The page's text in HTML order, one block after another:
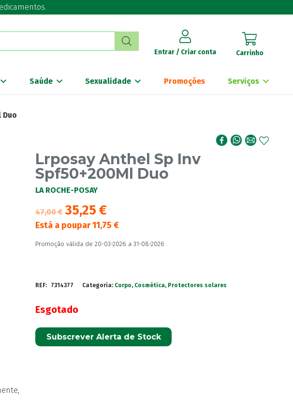
Entrar / Criar conta Carrinho
Saúde Sexualidade Promoções Serviços
Duo
Lrposay Anthel Sp Inv
Spf50+200Ml Duo
LA ROCHE-POSAY
47,00€ 35,25€
Está a poupar11,75€
Promoção válida de 20-03-2026 a 31-08-2026
REF: 7314377 Categoria: Corpo, Cosmética, Protectores solares
Esgotado
Subscrever Alerta de Stock